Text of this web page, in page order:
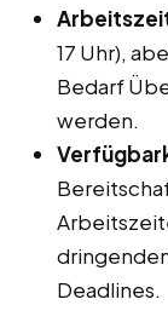
17 Uhr),
Bedarf
werden.
Deadlines.